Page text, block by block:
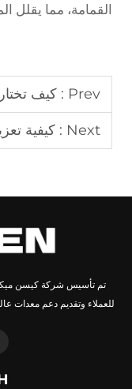
القمامة، مما يقلل
Prev : كيف تختار
Next : كيفية تعزيز
للعملاء وتقديم دعم معدات